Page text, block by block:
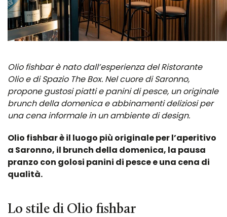
Olio fishbar è nato dall’esperienza del Ristorante
Olio e di Spazio The Box. Nel cuore di Saronno,
propone gustosi piatti e panini di pesce, un originale
brunch della domenica e abbinamenti deliziosi per
una cena informale in un ambiente di design.
Olio fishbar è il luogo più originale per l’aperitivo
a Saronno, il brunch della domenica, la pausa
pranzo con golosi panini di pesce e una cena di
qualità.
Lo stile di Olio fishbar